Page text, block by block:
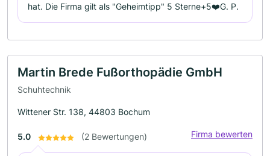
hat. Die Firma gilt als "Geheimtipp" 5 Sterne+5❤️G. P.
Martin Brede Fußorthopädie GmbH
Schuhtechnik
Wittener Str. 138, 44803 Bochum
5.0 (2 Bewertungen) Firma bewerten